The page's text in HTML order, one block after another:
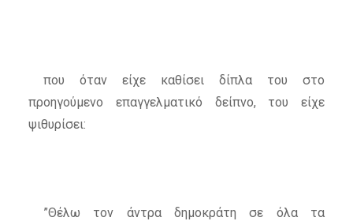
που όταν είχε καθίσει δίπλα του στο
προηγούμενο επαγγελματικό δείπνο, του είχε
ψιθυρίσει:
”Θέλω τον άντρα δημοκράτη σε όλα τα